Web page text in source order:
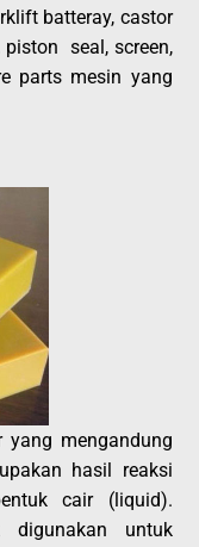
batteray, castor
seal, screen,
parts mesin yang
yang mengandung
hasil reaksi
cair (liquid).
digunakan untuk